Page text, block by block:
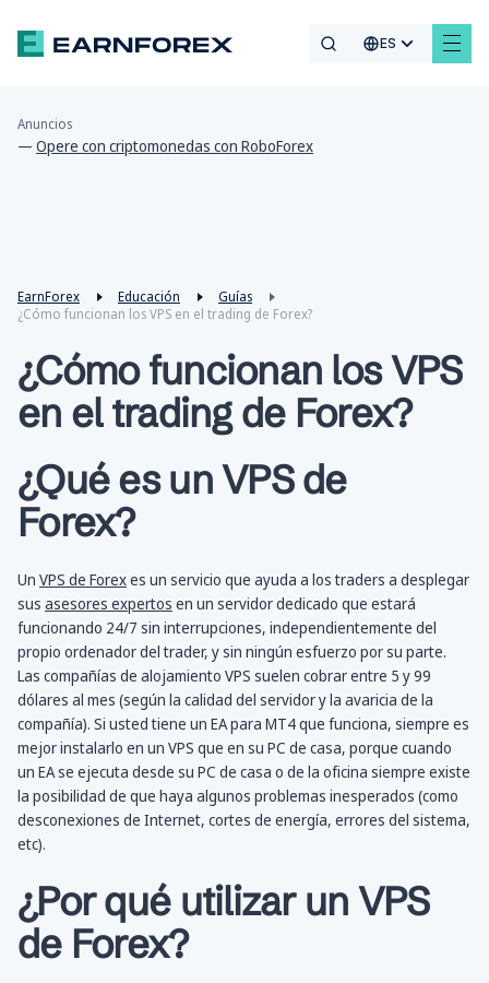
ES
Anuncios
— Opere con criptomonedas con RoboForex
EarnForex Educación
Guías
¿Cómo funcionan los VPS en el trading de Forex?
¿Cómo funcionan los VPS
en el trading de Forex?
¿Qué es un VPS de
Forex?
Un VPS de Forexes un servicio que ayuda a los traders a desplegar
sus asesores expertos en un servidor dedicado que estará
funcionando 24/7 sin interrupciones, independientemente del
propio ordenador del trader, y sin ningún esfuerzo por su parte.
Las compañías de alojamiento VPS suelen cobrar entre 5 y 99
dólares al mes (según la calidad del servidor y la avaricia de la
compañía). Si usted tiene un EA para MT4 que funciona, siempre es
mejor instalarlo en un VPS que en su PC de casa, porque cuando
un EA se ejecuta desde su PC de casa o de la oficina siempre existe
la posibilidad de que haya algunos problemas inesperados (como
desconexiones de Internet, cortes de energía, errores del sistema,
etc).
¿Por qué utilizar un VPS
de Forex?